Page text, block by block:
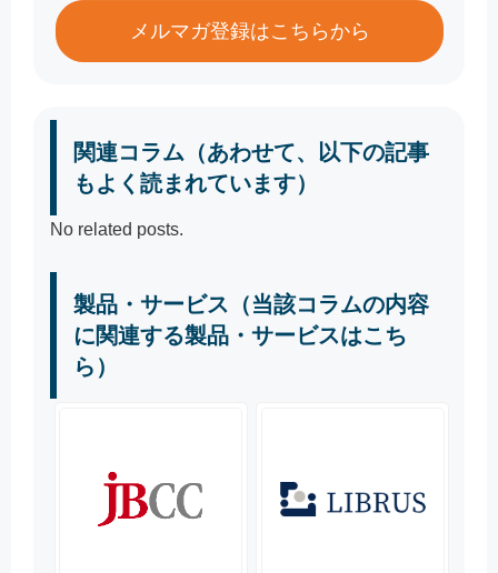
メルマガ登録はこちらから
関連コラム（あわせて、以下の記事
もよく読まれています）
No related posts.
製品・サービス（当該コラムの内容
に関連する製品・サービスはこち
ら）